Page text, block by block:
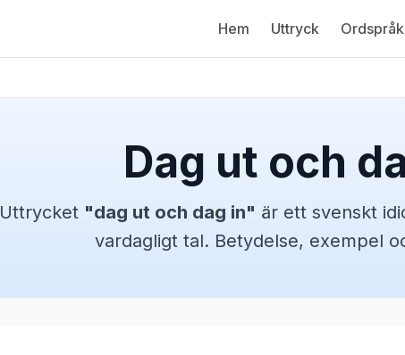
Hem Uttryck Ordspråk
Dag ut och
Uttrycket "dag ut och dag in" är ett svenskt
vardagligt tal. Betydelse, exempel